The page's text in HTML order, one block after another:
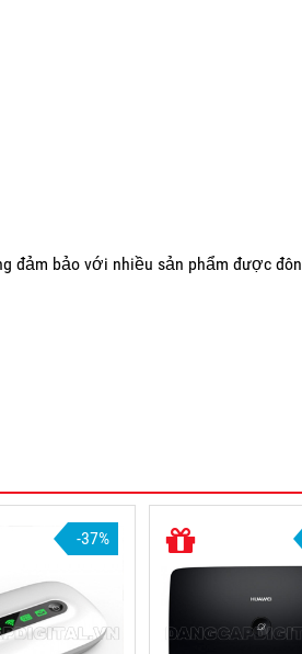
đảm bảo với nhiều sản phẩm được
-37%